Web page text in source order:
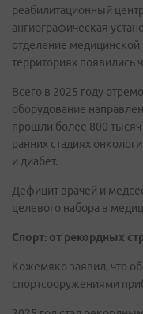
реабилитационный
ангиографическая
отделение медицинской
территориях
Всего в 2025 году
оборудование
прошли более 800 тысяч
ранних стадиях
и диабет.
Дефицит врачей и
целевого набора в
Спорт: от рекордных
Кожемяко заявил, что
спортсооружениями